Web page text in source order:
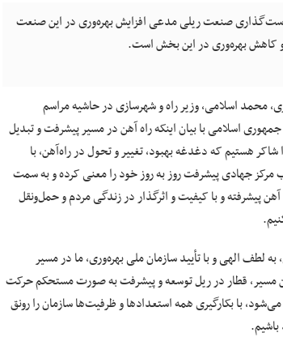
صنعت ریلی مدعی افزایش بهره‌وری در این صنعت
محمد اسلامی، وزیر راه و شهرسازی در حاشیه مراسم
اسلامی با بیان اینکه راه آهن در مسیر پیشرفت و تبدیل
هستیم که دغدغه بهبود، تغییر و تحول در راه‌آهن، با
جهادی پیشرفت روز به روز خود را معنی کرده و به سمت
پیشرفته و با کیفیت و اثرگذار در زندگی مردم و حمل‌ونقل
لطف الهی و با تأیید سازمان ملی بهره‌وری، ما در مسیر
مسیر، قطار در ریل توسعه و پیشرفت به صورت مستحکم حرکت
با بکارگیری همه استعدادها و ظرفیت‌ها سازمان را رونق